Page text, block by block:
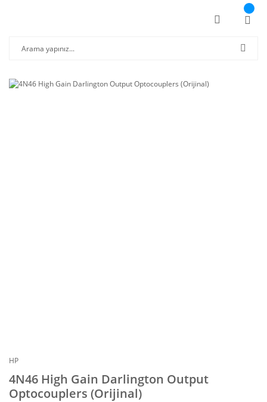
HP
4N46 High Gain Darlington Output
Optocouplers (Orijinal)